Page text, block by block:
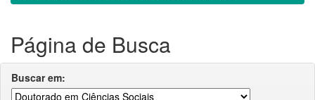
Página de Busca
Buscar em: